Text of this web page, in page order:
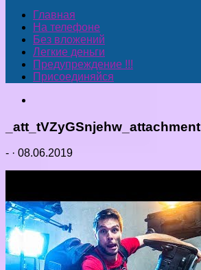
Главная
На телефоне
Без вложений
Легкие деньги
Предупреждение !!!
Присоединяйся
_att_tVZyGSnjehw_attachment
- · 08.06.2019